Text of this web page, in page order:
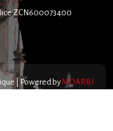
ZCN600073400
| Powered by MDARBI